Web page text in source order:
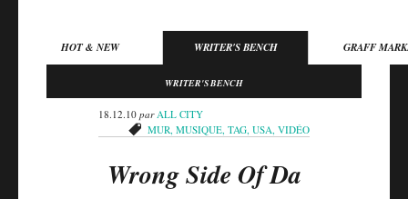
Aller au contenu
Aller au contenu
HOT & NEW WRITER'S BENCH GRAFF
WRITER'S BENCH
18.12.10 par ALL CITY
MUR MUSIQUE, TAG, USA VIDÉO
Wrong Side Of Da